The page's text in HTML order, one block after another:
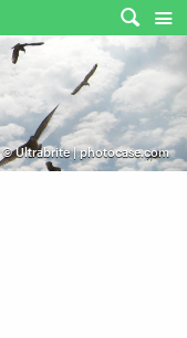
©Ultrabrite | photocase.com